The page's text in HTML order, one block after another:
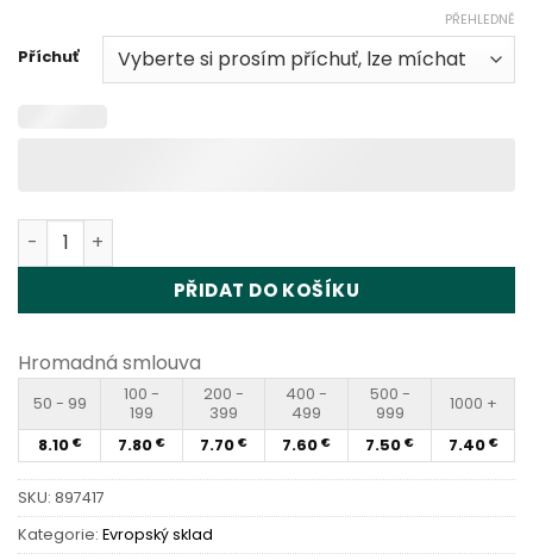
Příchuť
PŘEHLEDNĚ
Happ Bar Twin Pod 35000 Disposable Vape množství
PŘIDAT DO KOŠÍKU
Hromadná smlouva
50 - 99
100 -
199
200 -
399
400 -
499
500 -
999
1000 +
8.10 € 7.80 € 7.70 € 7.60 € 7.50 € 7.40 €
SKU: 897417
Kategorie: Evropský sklad